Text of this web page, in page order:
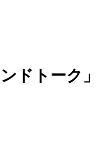
ドトーク」